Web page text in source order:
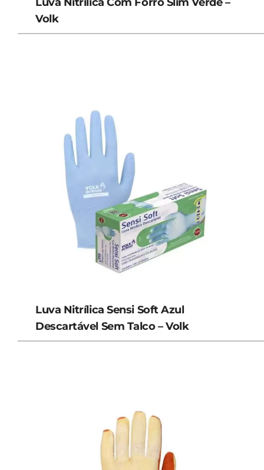
Volk
Luva Nitrílica Sensi Soft Azul
Descartável Sem Talco – Volk